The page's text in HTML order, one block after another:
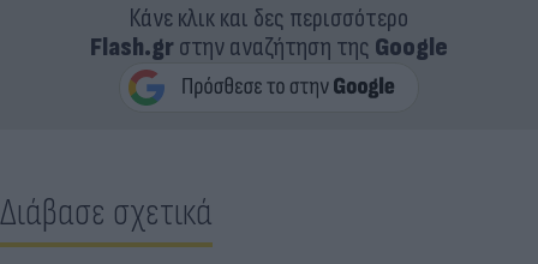
Κάνε κλικ και δες περισσότερο
Flash.grστην αναζήτηση της Google
Διάβασε σχετικά